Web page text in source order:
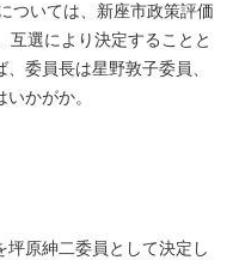
いては、新座市政策評価
互選により決定することと
委員長は星野敦子委員、
かがか。
原紳二委員として決定し